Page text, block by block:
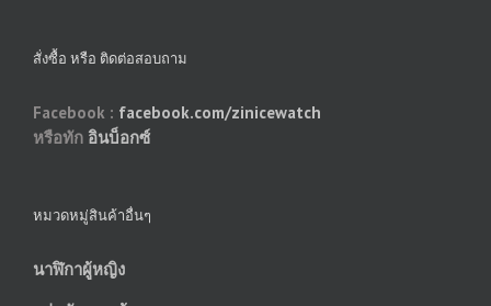
สั่งซื้อ หรือ ติดต่อสอบถาม
Facebook : facebook.com/zinicewatch
หรือทัก อินบ็อกซ์
หมวดหมู่สินค้าอื่นๆ
นาฬิกาผู้หญิง